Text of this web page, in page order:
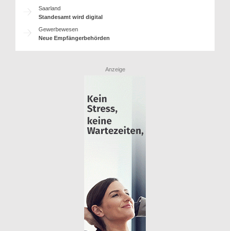
Saarland
Standesamt wird digital
Gewerbewesen
Neue Empfängerbehörden
Anzeige